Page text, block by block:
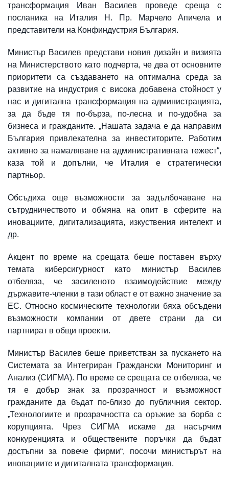
трансформация Иван Василев проведе среща с
посланика на Италия Н. Пр. Марчело Апичела и
представители на Конфиндустрия България.
Министър Василев представи новия дизайн и визията
на Министерството като подчерта, че два от основните
приоритети са създаването на оптимална среда за
развитие на индустрия с висока добавена стойност у
нас и дигитална трансформация на администрацията,
за да бъде тя по-бърза, по-лесна и по-удобна за
бизнеса и гражданите. „Нашата задача е да направим
България привлекателна за инвеститорите. Работим
активно за намаляване на административната тежест“,
каза той и допълни, че Италия е стратегически
партньор.
Обсъдиха още възможности за задълбочаване на
сътрудничеството и обмяна на опит в сферите на
иновациите, дигитализацията, изкуствения интелект и
др.
Акцент по време на срещата беше поставен върху
темата киберсигурност като министър Василев
отбеляза, че засиленото взаимодействие между
държавите-членки в тази област е от важно значение за
ЕС. Относно космическите технологии бяха обсъдени
възможности компании от двете страни да си
партнират в общи проекти.
Министър Василев беше приветстван за пускането на
Системата за Интегриран Граждански Мониторинг и
Анализ (СИГМА). По време се срещата се отбеляза, че
тя е добър знак за прозрачност и възможност
гражданите да бъдат по-близо до публичния сектор.
„Технологиите и прозрачността са оръжие за борба с
корупцията. Чрез СИГМА искаме да насърчим
конкуренцията и обществените поръчки да бъдат
достъпни за повече фирми“, посочи министърът на
иновациите и дигиталната трансформация.